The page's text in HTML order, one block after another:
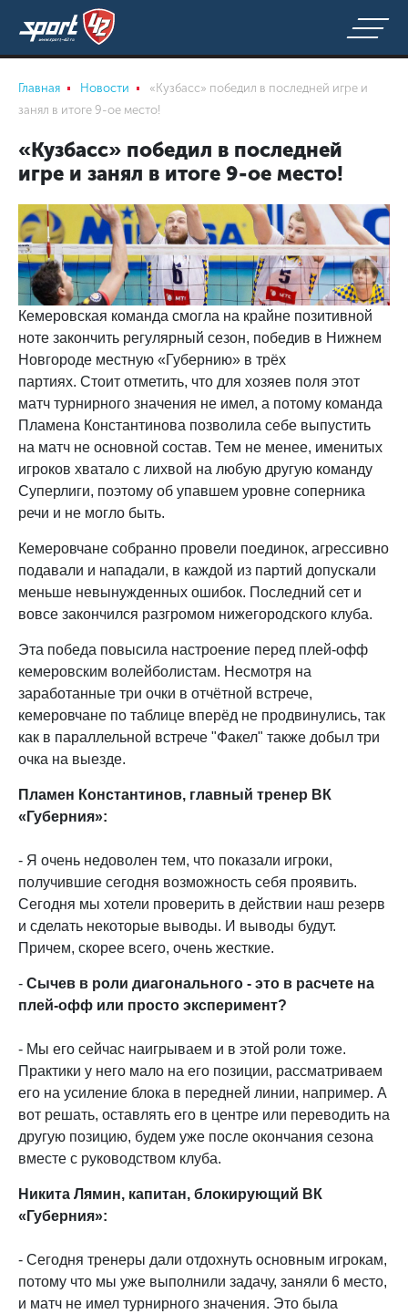
Главная Новости
«Кузбасс» победил в последней игре и
занял в итоге 9-ое место!
«Кузбасс» победил в последней
игре и занял в итоге 9-ое место!
Кемеровская команда смогла на крайне позитивной
ноте закончить регулярный сезон, победив в Нижнем
Новгороде местную «Губернию» в трёх
партиях. Стоит отметить, что для хозяев поля этот
матч турнирного значения не имел, а потому команда
Пламена Константинова позволила себе выпустить
на матч не основной состав. Тем не менее, именитых
игроков хватало с лихвой на любую другую команду
Суперлиги, поэтому об упавшем уровне соперника
речи и не могло быть.
Кемеровчане собранно провели поединок, агрессивно
подавали и нападали, в каждой из партий допускали
меньше невынужденных ошибок. Последний сет и
вовсе закончился разгромом нижегородского клуба.
Эта победа повысила настроение перед плей-офф
кемеровским волейболистам. Несмотря на
заработанные три очки в отчётной встрече,
кемеровчане по таблице вперёд не продвинулись, так
как в параллельной встрече "Факел" также добыл три
очка на выезде.
Пламен Константинов, главный тренер ВК
«Губерния»:
- Я очень недоволен тем, что показали игроки,
получившие сегодня возможность себя проявить.
Сегодня мы хотели проверить в действии наш резерв
и сделать некоторые выводы. И выводы будут.
Причем, скорее всего, очень жесткие.
- Сычев в роли диагонального - это в расчете на
плей-офф или просто эксперимент?
- Мы его сейчас наигрываем и в этой роли тоже.
Практики у него мало на его позиции, рассматриваем
его на усиление блока в передней линии, например. А
вот решать, оставлять его в центре или переводить на
другую позицию, будем уже после окончания сезона
вместе с руководством клуба.
Никита Лямин, капитан, блокирующий ВК
«Губерния»:
- Сегодня тренеры дали отдохнуть основным игрокам,
потому что мы уже выполнили задачу, заняли 6 место,
и матч не имел турнирного значения. Это была